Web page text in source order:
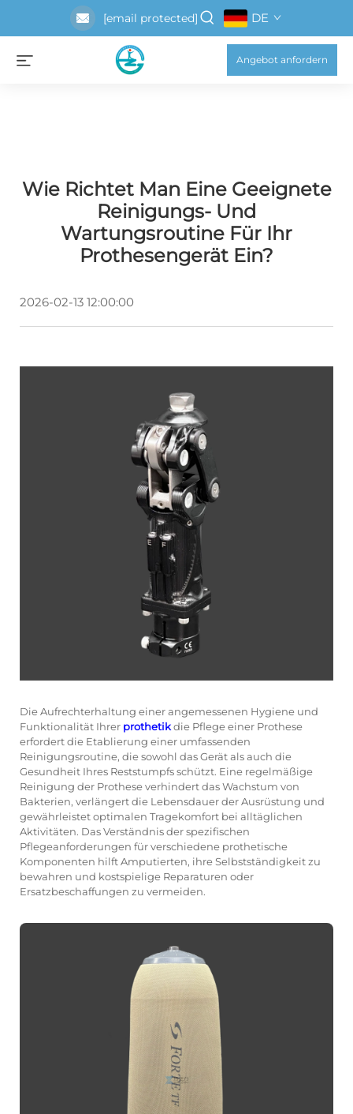
[email protected] DE
Angebot anfordern
Wie Richtet Man Eine Geeignete
Reinigungs- Und
Wartungsroutine Für Ihr
Prothesengerät Ein?
2026-02-13 12:00:00
Die Aufrechterhaltung einer angemessenen Hygiene und
Funktionalität Ihrer prothetikdie Pflege einer Prothese
erfordert die Etablierung einer umfassenden
Reinigungsroutine, die sowohl das Gerät als auch die
Gesundheit Ihres Reststumpfs schützt. Eine regelmäßige
Reinigung der Prothese verhindert das Wachstum von
Bakterien, verlängert die Lebensdauer der Ausrüstung und
gewährleistet optimalen Tragekomfort bei alltäglichen
Aktivitäten. Das Verständnis der spezifischen
Pflegeanforderungen für verschiedene prothetische
Komponenten hilft Amputierten, ihre Selbstständigkeit zu
bewahren und kostspielige Reparaturen oder
Ersatzbeschaffungen zu vermeiden.